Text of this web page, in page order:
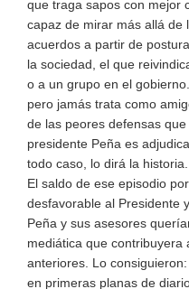
que traga sapos con mejor
capaz de mirar más allá de
acuerdos a partir de
la sociedad, el que
o a un grupo en el
pero jamás trata como
de las peores defensas
presidente Peña es
todo caso, lo dirá la historia.
El saldo de ese episodio
desfavorable al Presidente
Peña y sus asesores
mediática que contribuyera
anteriores. Lo
en primeras planas de